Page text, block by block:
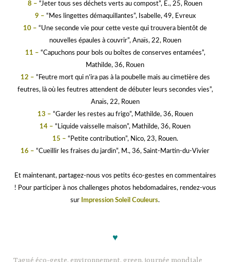
8 – “Jeter tous ses déchets verts au compost”, E., 25, Rouen
9 – “Mes lingettes démaquillantes”, Isabelle, 49, Evreux
10 – “Une seconde vie pour cette veste qui trouvera bientôt de
nouvelles épaules à couvrir”, Anaïs, 22, Rouen
11 – “Capuchons pour bols ou boîtes de conserves entamées”,
Mathilde, 36, Rouen
12 – “Feutre mort qui n’ira pas à la poubelle mais au cimetière des
feutres, là où les feutres attendent de débuter leurs secondes vies”,
Anaïs, 22, Rouen
13 – “Garder les restes au frigo”, Mathilde, 36, Rouen
14 – “Liquide vaisselle maison”, Mathilde, 36, Rouen
15 – “Petite contribution”, Nico, 23, Rouen.
16 – “Cueillir les fraises du jardin”, M., 36, Saint-Martin-du-Vivier
Et maintenant, partagez-nous vos petits éco-gestes en commentaires
! Pour participer à nos challenges photos hebdomadaires, rendez-vous
sur Impression Soleil Couleurs.
♥